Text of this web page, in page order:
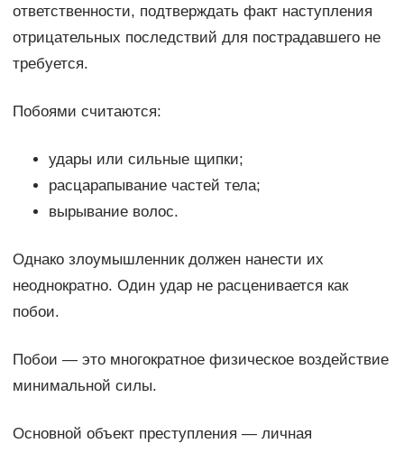
ответственности, подтверждать факт наступления
отрицательных последствий для пострадавшего не
требуется.
Побоями считаются:
удары или сильные щипки;
расцарапывание частей тела;
вырывание волос.
Однако злоумышленник должен нанести их
неоднократно. Один удар не расценивается как
побои.
Побои — это многократное физическое воздействие
минимальной силы.
Основной объект преступления — личная